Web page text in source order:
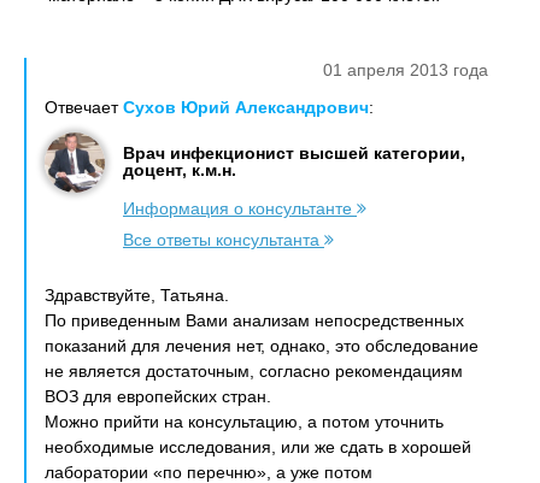
01 апреля 2013 года
ОтвечаетСухов Юрий Александрович:
Врач инфекционист высшей категории,
доцент, к.м.н.
Информация о консультанте
Все ответы консультанта
Здравствуйте, Татьяна.
По приведенным Вами анализам непосредственных
показаний для лечения нет, однако, это обследование
не является достаточным, согласно рекомендациям
ВОЗ для европейских стран.
Можно прийти на консультацию, а потом уточнить
необходимые исследования, или же сдать в хорошей
лаборатории «по перечню», а уже потом